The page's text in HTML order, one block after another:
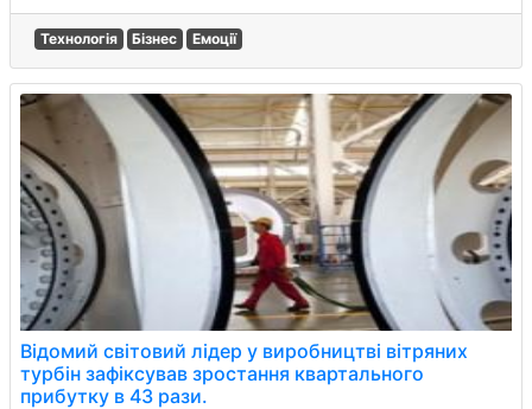
Технологія Бізнес Емоції
Відомий світовий лідер у виробництві вітряних
турбін зафіксував зростання квартального
прибутку в 43 рази.